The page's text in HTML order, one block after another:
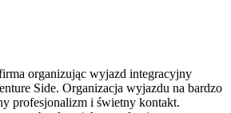
organizując wyjazd integracyjny
Side. Organizacja wyjazdu na bardzo
profesjonalizm i świetny kontakt.